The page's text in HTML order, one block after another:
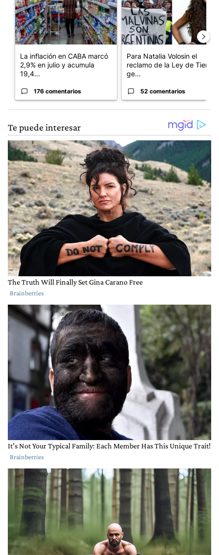
La inflación en CABA marcó
2,9% en julio y acumula
19,4...
176 comentarios
Para Natalia Volosin el
reclamo de la Ley de Tierras
ge...
52 comentarios